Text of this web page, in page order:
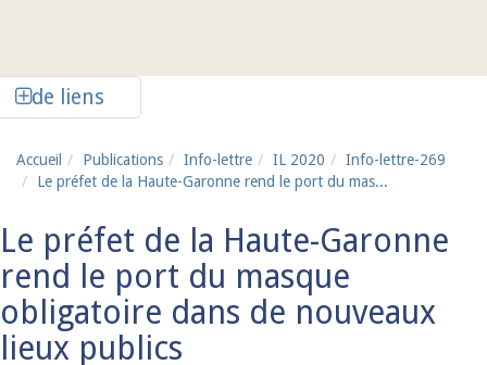
de liens
Accueil Publications Info-lettre IL 2020
Info-lettre-269
Le préfet de la Haute-Garonne rend le port du mas...
Le préfet de la Haute-Garonne
rend le port du masque
obligatoire dans de nouveaux
lieux publics